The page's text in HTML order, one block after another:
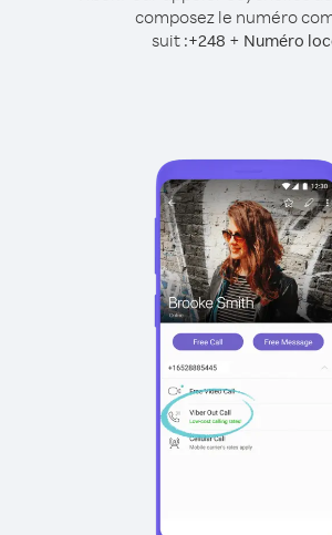
composez le numéro
suit :+248 + Numéro